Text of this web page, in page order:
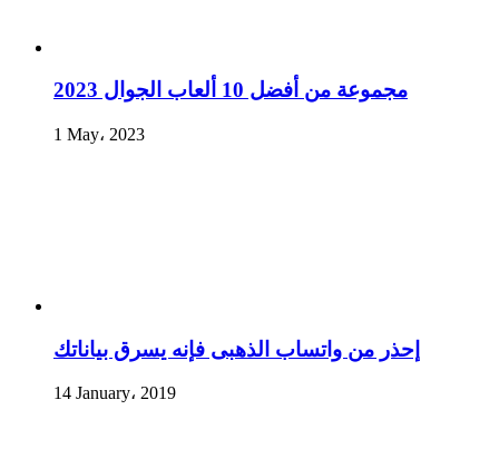
مجموعة من أفضل 10 ألعاب الجوال 2023
1 May، 2023
إحذر من واتساب الذهبى فإنه يسرق بياناتك
14 January، 2019